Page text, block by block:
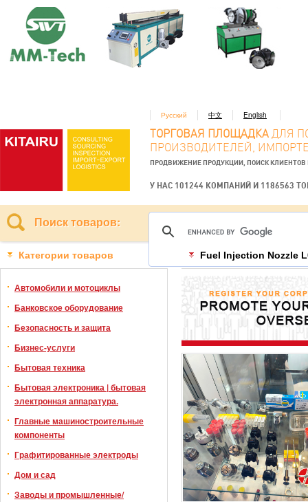
Русский 中文 English
ТОРГОВАЯ ПЛОЩАДКА ДЛЯ
ПРОИЗВОДИТЕЛЕЙ,
ПРОДВИЖЕНИЕ ПРОДУКЦИИ, ПОИСК КЛИЕНТОВ
У НАС 101244 КОМПАНИЙ И 1186563
Поиск товаров:
Категории товаров
Автомобили и мотоциклы
Банковское оборудование
Безопасность и защита
Бизнес-услуги
Бытовая техника
Бытовая электроника | бытовая
электронная аппаратура.
Главные машиностроительные
компоненты
Графитированные электроды
Дом и сад
Заводы и промышленные/
Fuel Injection Nozzle